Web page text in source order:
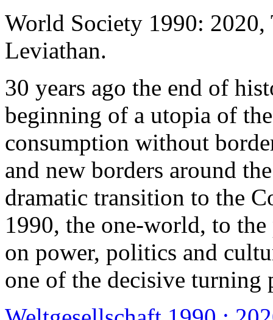
World Society 1990: 2020,
Leviathan.
30 years ago the end of
beginning of a utopia of
consumption without
and new borders around
dramatic transition to the
1990, the one-world, to the
on power, politics and
one of the decisive turning